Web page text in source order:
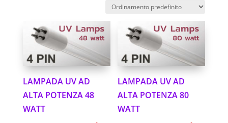
LAMPADA UV AD
ALTA POTENZA 48
WATT
LAMPADA UV AD
ALTA POTENZA 80
WATT